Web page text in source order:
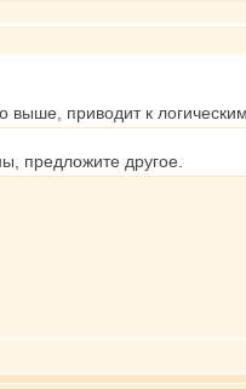
приводит к
предложите другое.